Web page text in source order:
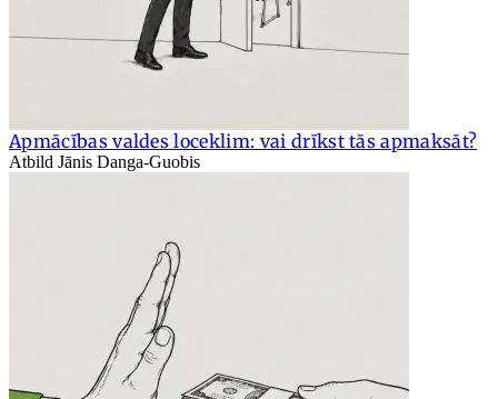
Apmācības valdes loceklim: vai drīkst tās apmaksāt?
Atbild Jānis Danga-Guobis